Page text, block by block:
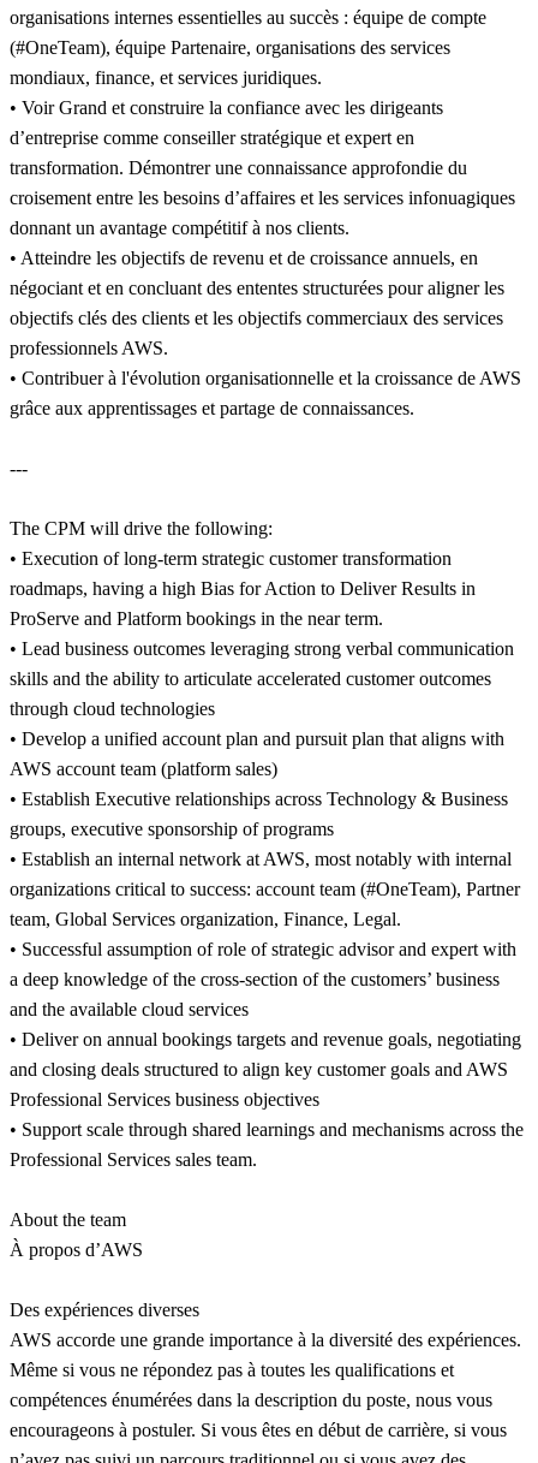
organisations internes essentielles au succès : équipe de compte
(#OneTeam), équipe Partenaire, organisations des services
mondiaux, finance, et services juridiques.
• Voir Grand et construire la confiance avec les dirigeants
d’entreprise comme conseiller stratégique et expert en
transformation. Démontrer une connaissance approfondie du
croisement entre les besoins d’affaires et les services infonuagiques
donnant un avantage compétitif à nos clients.
• Atteindre les objectifs de revenu et de croissance annuels, en
négociant et en concluant des ententes structurées pour aligner les
objectifs clés des clients et les objectifs commerciaux des services
professionnels AWS.
• Contribuer à l'évolution organisationnelle et la croissance de AWS
grâce aux apprentissages et partage de connaissances.
---
The CPM will drive the following:
• Execution of long-term strategic customer transformation
roadmaps, having a high Bias for Action to Deliver Results in
ProServe and Platform bookings in the near term.
• Lead business outcomes leveraging strong verbal communication
skills and the ability to articulate accelerated customer outcomes
through cloud technologies
• Develop a unified account plan and pursuit plan that aligns with
AWS account team (platform sales)
• Establish Executive relationships across Technology & Business
groups, executive sponsorship of programs
• Establish an internal network at AWS, most notably with internal
organizations critical to success: account team (#OneTeam), Partner
team, Global Services organization, Finance, Legal.
• Successful assumption of role of strategic advisor and expert with
a deep knowledge of the cross-section of the customers’ business
and the available cloud services
• Deliver on annual bookings targets and revenue goals, negotiating
and closing deals structured to align key customer goals and AWS
Professional Services business objectives
• Support scale through shared learnings and mechanisms across the
Professional Services sales team.
About the team
À propos d’AWS
Des expériences diverses
AWS accorde une grande importance à la diversité des expériences.
Même si vous ne répondez pas à toutes les qualifications et
compétences énumérées dans la description du poste, nous vous
encourageons à postuler. Si vous êtes en début de carrière, si vous